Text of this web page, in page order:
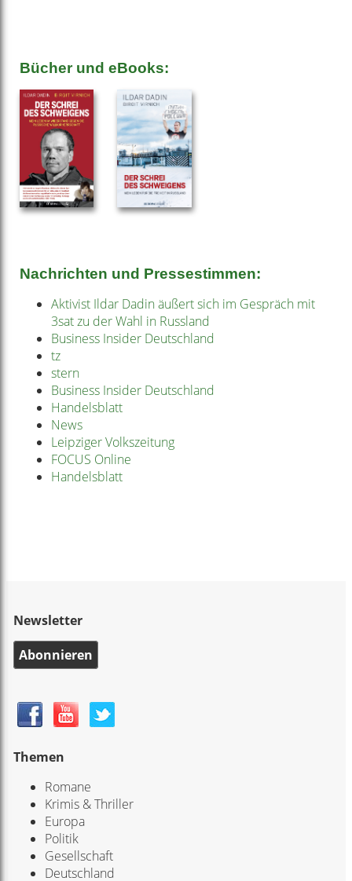
Bücher und eBooks:
Nachrichten und Pressestimmen:
Aktivist Ildar Dadin äußert sich im Gespräch mit
3sat zu der Wahl in Russland
Business Insider Deutschland
tz
stern
Business Insider Deutschland
Handelsblatt
News
Leipziger Volkszeitung
FOCUS Online
Handelsblatt
Newsletter
Abonnieren
Themen
Romane
Krimis & Thriller
Europa
Politik
Gesellschaft
Deutschland